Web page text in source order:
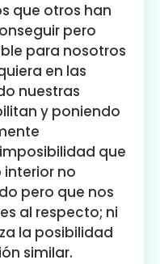
que otros han
pero
para nosotros
en las
nuestras
y poniendo
que
interior no
pero que nos
al respecto; ni
la posibilidad
similar.